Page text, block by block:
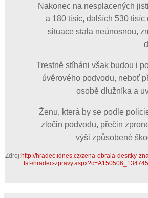
Nakonec na nesplacených
a 180 tisíc, dalších 530 tisíc
situace stala neúnosnou,
Trestně stíháni však budou i
úvěrového podvodu, neboť
osobě dlužníka a
Ženu, která by se podle
zločin podvodu, přečin
výši způsobené
Zdroj:http://hradec.idnes.cz/zena-obrala-desitky-
fsf-/hradec-